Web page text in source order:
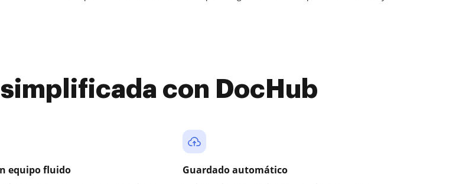
simplificada con DocHub
equipo fluido Guardado automático